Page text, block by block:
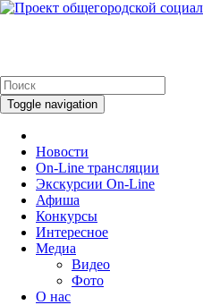
Toggle navigation
Новости
On-Line трансляции
Экскурсии On-Line
Афиша
Конкурсы
Интересное
Медиа
Видео
Фото
О нас